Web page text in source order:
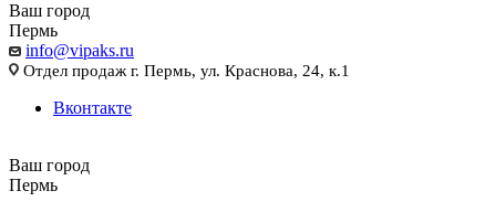
Ваш город
Пермь
info@vipaks.ru
Отдел продаж г. Пермь, ул. Краснова, 24, к.1
Вконтакте
Ваш город
Пермь